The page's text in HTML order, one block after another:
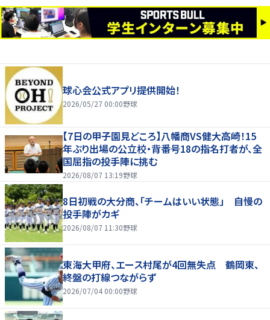
球心会公式アプリ提供開始！
2026/05/27 00:00野球
【7日の甲子園見どころ】八幡商VS健大高崎！15
年ぶり出場の公立校・背番号18の指名打者が、全
国屈指の投手陣に挑む
2026/08/07 13:19野球
8日初戦の大分商、「チームはいい状態」 自慢の
投手陣がカギ
2026/08/07 11:30野球
東海大甲府、エース村尾が4回無失点 鶴岡東、
終盤の打線つながらず
2026/07/04 00:00野球